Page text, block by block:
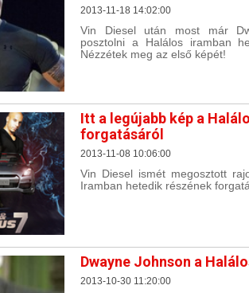
2013-11-18 14:02:00
Vin Diesel után most már
posztolni a Halálos iramban
Nézzétek meg az első képét!
Itt a legújabb kép a
forgatásáról
2013-11-08 10:06:00
Vin Diesel ismét megosztott
Iramban hetedik részének
Dwayne Johnson a
2013-10-30 11:20:00